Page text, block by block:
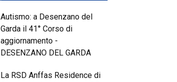
Autismo: a Desenzano del
Garda il 41° Corso di
aggiornamento -
DESENZANO DEL GARDA
La RSD Anffas Residence di